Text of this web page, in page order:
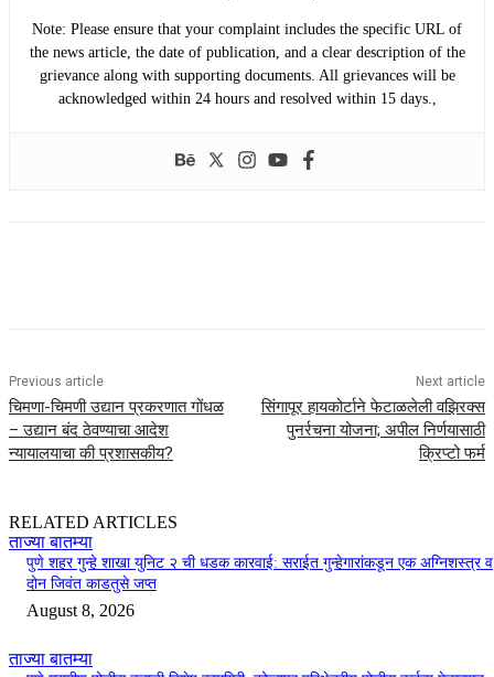
​Note: Please ensure that your complaint includes the specific URL of
the news article, the date of publication, and a clear description of the
grievance along with supporting documents. All grievances will be
acknowledged within 24 hours and resolved within 15 days.,
Previous article
चिमणा-चिमणी उद्यान प्रकरणात गोंधळ
– उद्यान बंद ठेवण्याचा आदेश
न्यायालयाचा की प्रशासकीय?
Next article
सिंगापूर हायकोर्टाने फेटाळलेली वझिरक्स
पुनर्रचना योजना; अपील निर्णयासाठी
क्रिप्टो फर्म
RELATED ARTICLES
ताज्या बातम्या
पुणे शहर गुन्हे शाखा युनिट २ ची धडक कारवाई: सराईत गुन्हेगारांकडून एक अग्निशस्त्र व
दोन जिवंत काडतुसे जप्त
August 8, 2026
ताज्या बातम्या